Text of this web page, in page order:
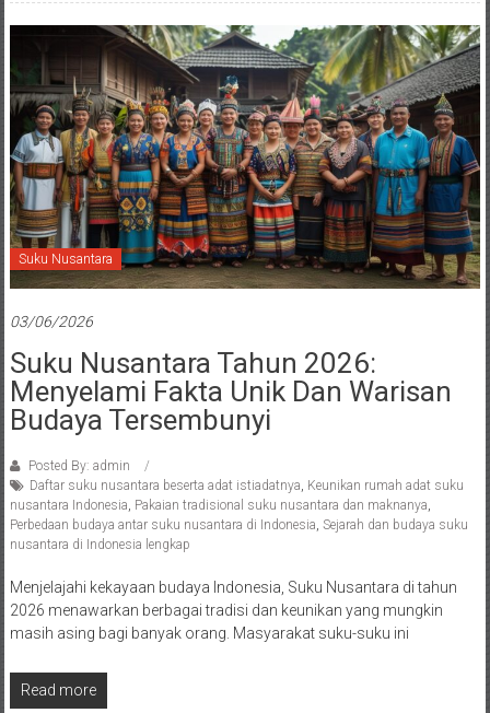
Suku Nusantara
03/06/2026
Suku Nusantara Tahun 2026:
Menyelami Fakta Unik Dan Warisan
Budaya Tersembunyi
Posted By: admin
Daftar suku nusantara beserta adat istiadatnya Keunikan rumah adat suku
nusantara Indonesia Pakaian tradisional suku nusantara dan maknanya
Perbedaan budaya antar suku nusantara di Indonesia Sejarah dan budaya suku
nusantara di Indonesia lengkap
Menjelajahi kekayaan budaya Indonesia, Suku Nusantara di tahun
2026 menawarkan berbagai tradisi dan keunikan yang mungkin
masih asing bagi banyak orang. Masyarakat suku-suku ini
Read more